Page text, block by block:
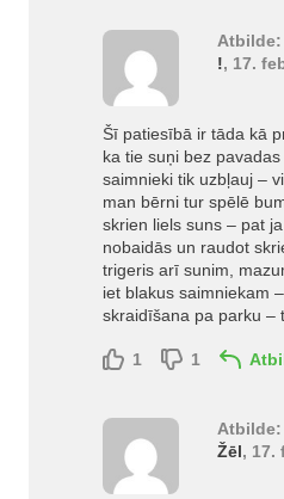
Atbilde:
!, 17.
Šī patiesībā ir tāda kā
ka tie suņi bez
saimnieki tik uzbļauj –
man bērni tur spēlē
skrien liels suns – pat
nobaidās un raudot
trigeris arī sunim,
iet blakus saimniekam
skraidīšana pa parku –
1 1
Atbilde:
Žēl, 17.